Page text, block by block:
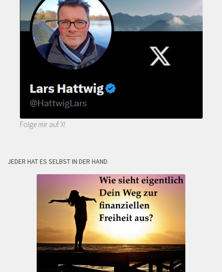
Folge mir auf X!
JEDER HAT ES SELBST IN DER HAND